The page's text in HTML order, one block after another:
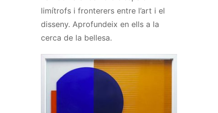
limítrofs i fronterers entre l’art i el
disseny. Aprofundeix en ells a la
cerca de la bellesa.